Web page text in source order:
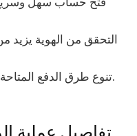
التحقق من الهوية
تنوع طرق الدفع المتاحة لتلبية احتياجات جميع العملاء.